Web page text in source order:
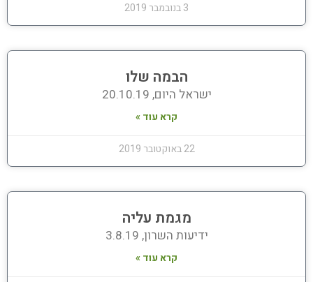
3 בנובמבר 2019
הבמה שלו
ישראל היום, 20.10.19
קרא עוד »
22 באוקטובר 2019
מגמת עליה
ידיעות השרון, 3.8.19
קרא עוד »